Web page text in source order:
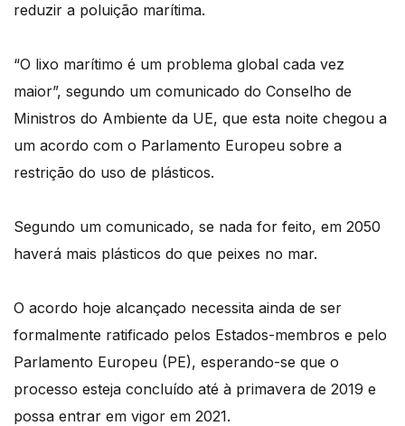
reduzir a poluição marítima.
“O lixo marítimo é um problema global cada vez
maior”, segundo um comunicado do Conselho de
Ministros do Ambiente da UE, que esta noite chegou a
um acordo com o Parlamento Europeu sobre a
restrição do uso de plásticos.
Segundo um comunicado, se nada for feito, em 2050
haverá mais plásticos do que peixes no mar.
O acordo hoje alcançado necessita ainda de ser
formalmente ratificado pelos Estados-membros e pelo
Parlamento Europeu (PE), esperando-se que o
processo esteja concluído até à primavera de 2019 e
possa entrar em vigor em 2021.